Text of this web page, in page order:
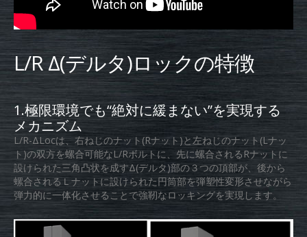
L/R Δ(デルタ)ロックの特徴
1.極限環境でも“絶対に緩まない”を実現する
メカニズム
L/R-ΔLocは、右ねじのナット(Rナット)と左ねじのナット(Lナッ
ト)の双方を螺合可能なL/Rボルトに、先に螺合されるRナットに
設けられた三角凸状を成すΔ(デルタ)部の３つの頂部が、後から
螺合されるＬナットに設けられた円筒部を弾塑性変形させながら
弾力的に一体化させることで強靭なロッキングを実現します。